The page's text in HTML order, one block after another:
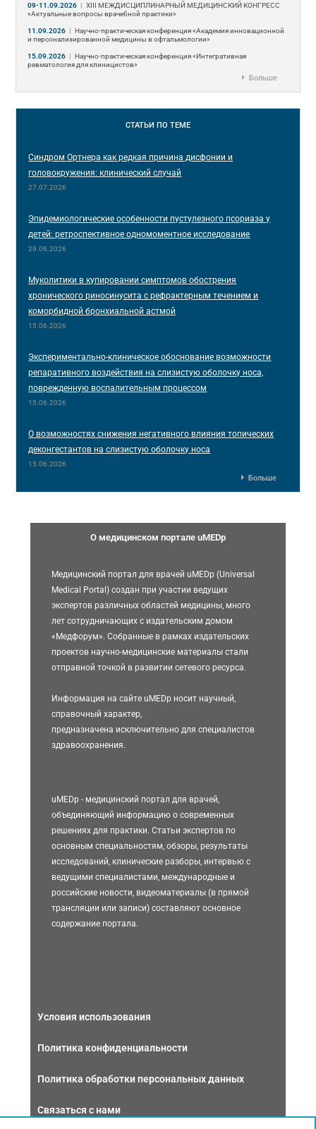
09-11.09.2026 | ХIII МЕЖДИСЦИПЛИНАРНЫЙ МЕДИЦИНСКИЙ КОНГРЕСС
«Актуальные вопросы врачебной практики»
11.09.2026 | Научно-практическая конференция «Академия инновационной
и персонализированной медицины в офтальмологии»
15.09.2026 | Научно-практическая конференция «Интегративная
ревматология для клиницистов»
Больше
СТАТЬИ ПО ТЕМЕ
Синдром Ортнера как редкая причина дисфонии и
головокружения: клинический случай
27.07.2026
Эпидемиологические особенности пустулезного псориаза у
детей: ретроспективное одномоментное исследование
29.06.2026
Муколитики в купировании симптомов обострения
хронического риносинусита с рефрактерным течением и
коморбидной бронхиальной астмой
15.06.2026
Экспериментально-клиническое обоснование возможности
репаративного воздействия на слизистую оболочку носа,
поврежденную воспалительным процессом
15.06.2026
О возможностях снижения негативного влияния топических
деконгестантов на слизистую оболочку носа
15.06.2026
Больше
О медицинском портале uMEDp
Медицинский портал для врачей uMEDp (Universal
Medical Portal) создан при участии ведущих
экспертов различных областей медицины, много
лет сотрудничающих с издательским домом
«Медфорум». Собранные в рамках издательских
проектов научно-медицинские материалы стали
отправной точкой в развитии сетевого ресурса.
Информация на сайте uMEDp носит научный,
справочный характер,
предназначена исключительно для специалистов
здравоохранения.
uMEDp - медицинский портал для врачей,
объединяющий информацию о современных
решениях для практики. Статьи экспертов по
основным специальностям, обзоры, результаты
исследований, клинические разборы, интервью с
ведущими специалистами, международные и
российские новости, видеоматериалы (в прямой
трансляции или записи) составляют основное
содержание портала.
Условия использования
Политика конфиденциальности
Политика обработки персональных данных
Связаться с нами